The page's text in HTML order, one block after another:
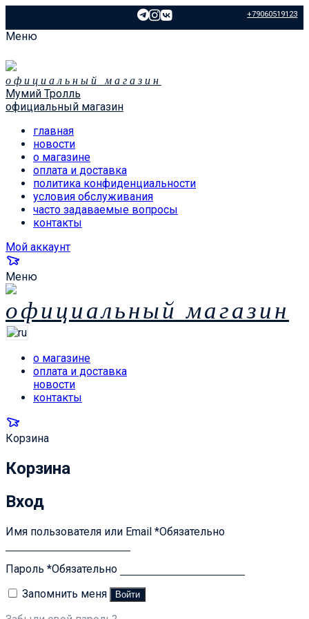
+79060519123
Меню
официальный магазин
Мумий Тролль
официальный магазин
главная
новости
о магазине
оплата и доставка
политика конфиденциальности
условия обслуживания
часто задаваемые вопросы
контакты
Мой аккаунт
Меню
официальный магазин
о магазине
оплата и доставка
новости
контакты
Корзина
Корзина
Вход
Имя пользователя или Email *Обязательно
Пароль *Обязательно
Запомнить меня
Войти